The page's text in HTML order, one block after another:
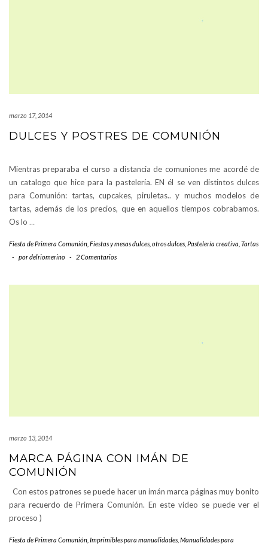
marzo 17, 2014
DULCES Y POSTRES DE COMUNIÓN
Mientras preparaba el curso a distancia de comuniones me acordé de
un catalogo que hice para la pastelería. EN él se ven distintos dulces
para Comunión: tartas, cupcakes, piruletas.. y muchos modelos de
tartas, además de los precios, que en aquellos tiempos cobrabamos.
Os lo …
Fiesta de Primera Comunión Fiestas y mesas dulces otros dulces Pastelería creativa Tartas
-
pordelriomerino - 2 Comentarios
marzo 13, 2014
MARCA PÁGINA CON IMÁN DE
COMUNIÓN
Con estos patrones se puede hacer un imán marca páginas muy bonito
para recuerdo de Primera Comunión. En este vídeo se puede ver el
proceso )
Fiesta de Primera Comunión Imprimibles para manualidades Manualidades para